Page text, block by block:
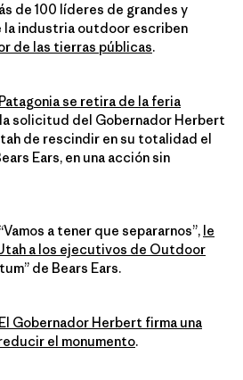
de 100 líderes de grandes y
la industria outdoor escriben
de las tierras públicas.
Patagonia se retira de la feria
solicitud del Gobernador Herbert
de rescindir en su totalidad el
Ears, en una acción sin
“Vamos a tener que separarnos”, le
a los ejecutivos de Outdoor
de Bears Ears.
El Gobernador Herbert firma una
el monumento.